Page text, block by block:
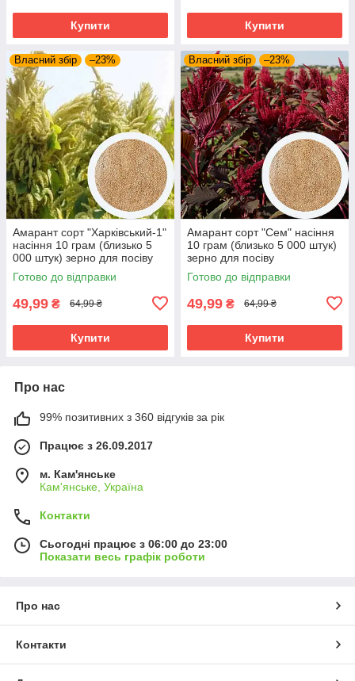
Купити Купити
Власний збір –23%
Амарант сорт "Харківський-1"
насіння 10 грам (близько 5
000 штук) зерно для посіву
середньостиглий
Готово до відправки
49,99 ₴ 64,99 ₴
Купити
Власний збір –23%
Амарант сорт "Сем" насіння
10 грам (близько 5 000 штук)
зерно для посіву
середньостиглий
Готово до відправки
49,99 ₴ 64,99 ₴
Купити
Про нас
99% позитивних з 360 відгуків за рік
Працює з 26.09.2017
м. Кам'янське
Кам'янське, Україна
Контакти
Сьогодні працює з 06:00 до 23:00
Показати весь графік роботи
Про нас
Контакти